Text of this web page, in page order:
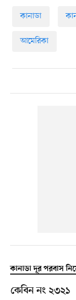
কানাডা
আমেরিকা
কানাডা দূর পরবাস
কেবিন নং ২৩২১